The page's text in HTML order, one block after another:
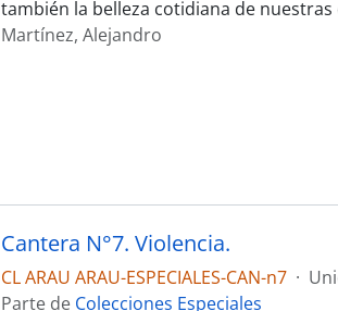
también la belleza cotidiana de nuestras
Martínez, Alejandro
Cantera N°7. Violencia.
CL ARAU ARAU-ESPECIALES-CAN-n7 ·
Parte de Colecciones Especiales